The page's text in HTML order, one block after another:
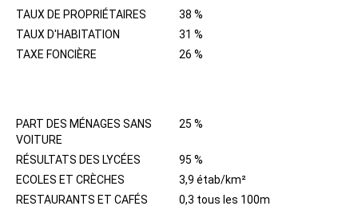
TAUX DE PROPRIÉTAIRES
38 %
TAUX D'HABITATION
31 %
TAXE FONCIÈRE
26 %
PART DES MÉNAGES SANS
VOITURE
25 %
RÉSULTATS DES LYCÉES
95 %
ECOLES ET CRÈCHES
3,9 étab/km²
RESTAURANTS ET CAFÉS
0,3 tous les 100m